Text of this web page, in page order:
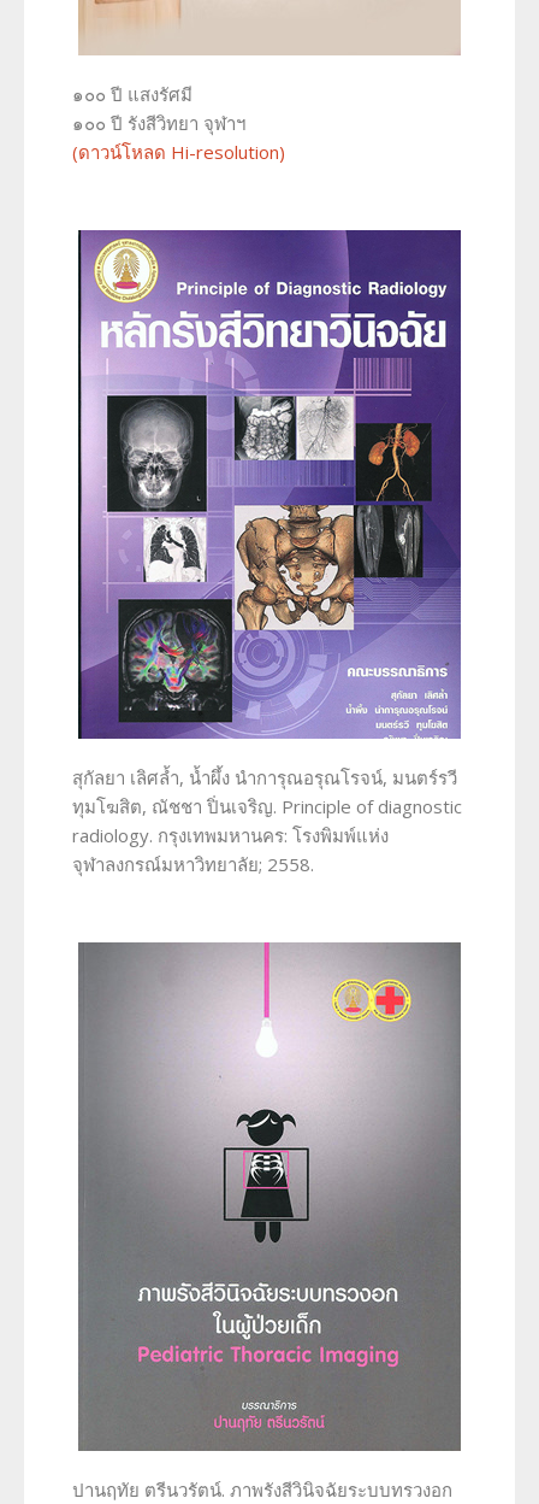
๑๐๐ ปี แสงรัศมี
๑๐๐ ปี รังสีวิทยา จุฬาฯ
(ดาวน์โหลด Hi-resolution)
สุกัลยา เลิศล้ำ, น้ำผึ้ง นำการุณอรุณโรจน์, มนตร์รวี
ทุมโฆสิต, ณัชชา ปิ่นเจริญ. Principle of diagnostic
radiology. กรุงเทพมหานคร: โรงพิมพ์แห่ง
จุฬาลงกรณ์มหาวิทยาลัย; 2558.
ปานฤทัย ตรีนวรัตน์. ภาพรังสีวินิจฉัยระบบทรวงอก